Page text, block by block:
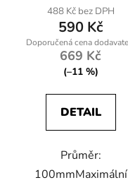
488 Kč bez DPH
590 Kč
669 Kč
(–11 %)
DETAIL
Průměr:
100mmMaximální